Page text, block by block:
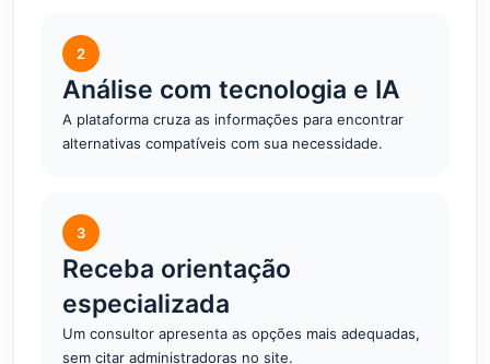
2
Análise com tecnologia e IA
A plataforma cruza as informações para encontrar
alternativas compatíveis com sua necessidade.
3
Receba orientação
especializada
Um consultor apresenta as opções mais adequadas,
sem citar administradoras no site.